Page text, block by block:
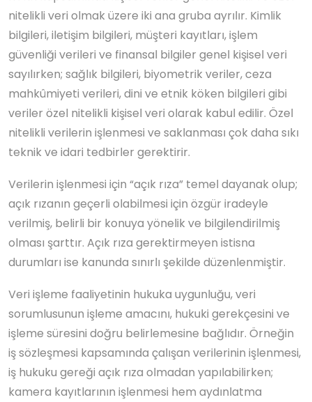
nitelikli veri olmak üzere iki ana gruba ayrılır. Kimlik
bilgileri, iletişim bilgileri, müşteri kayıtları, işlem
güvenliği verileri ve finansal bilgiler genel kişisel veri
sayılırken; sağlık bilgileri, biyometrik veriler, ceza
mahkûmiyeti verileri, dini ve etnik köken bilgileri gibi
veriler özel nitelikli kişisel veri olarak kabul edilir. Özel
nitelikli verilerin işlenmesi ve saklanması çok daha sıkı
teknik ve idari tedbirler gerektirir.
Verilerin işlenmesi için “açık rıza” temel dayanak olup;
açık rızanın geçerli olabilmesi için özgür iradeyle
verilmiş, belirli bir konuya yönelik ve bilgilendirilmiş
olması şarttır. Açık rıza gerektirmeyen istisna
durumları ise kanunda sınırlı şekilde düzenlenmiştir.
Veri işleme faaliyetinin hukuka uygunluğu, veri
sorumlusunun işleme amacını, hukuki gerekçesini ve
işleme süresini doğru belirlemesine bağlıdır. Örneğin
iş sözleşmesi kapsamında çalışan verilerinin işlenmesi,
iş hukuku gereği açık rıza olmadan yapılabilirken;
kamera kayıtlarının işlenmesi hem aydınlatma